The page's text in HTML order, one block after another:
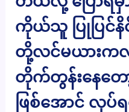
ကိုယ်သူ ပြုပြင်နိ
တို့လင်မယားက
တိုက်တွန်းနေတေ
ဖြစ်အောင် လုပ်